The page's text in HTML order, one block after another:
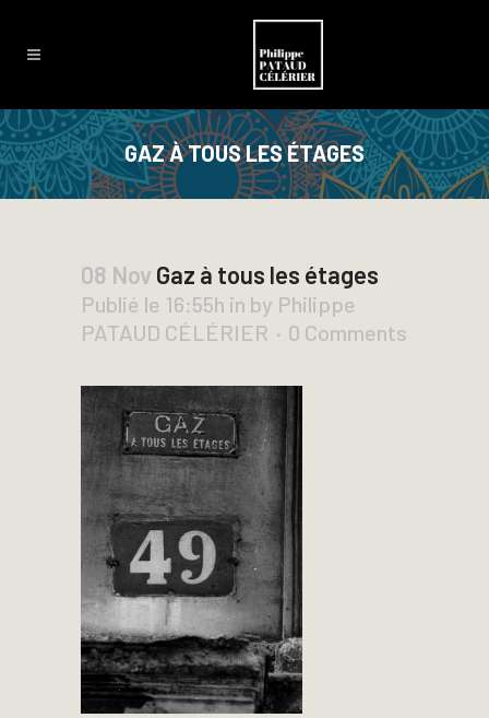
GAZ À TOUS LES ÉTAGES
08 Nov Gaz à tous les étages
Publié le 16:55h in by Philippe
PATAUD CÉLÉRIER
0 Comments